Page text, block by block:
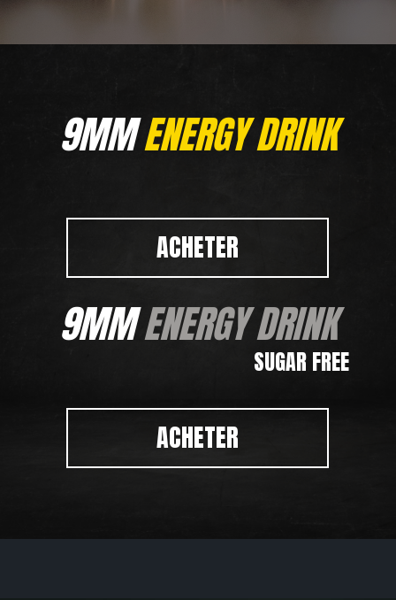
9MMENERGY DRINK
ACHETER
9MMENERGY DRINK
SUGAR FREE
ACHETER